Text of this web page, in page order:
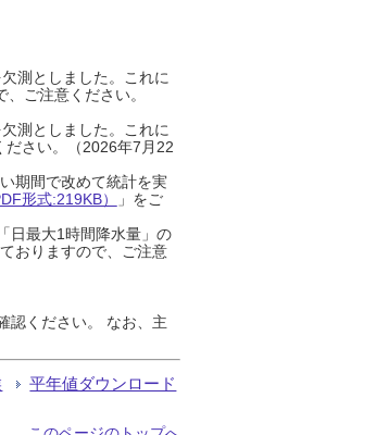
測としました。これに
ご注意ください。
測としました。これに
ださい。（2026年7月22
期間で改めて統計を実
形式:219KB）
」をご
日最大1時間降水量」の
おりますので、ご注意
認ください。 なお、主
平年値ダウンロード